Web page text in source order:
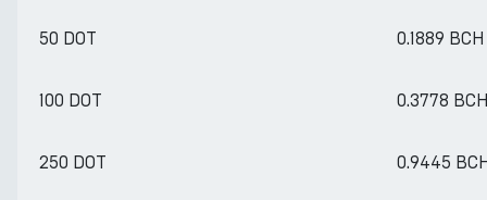
50 DOT 0.1889 BCH
100 DOT 0.3778
250 DOT 0.9445